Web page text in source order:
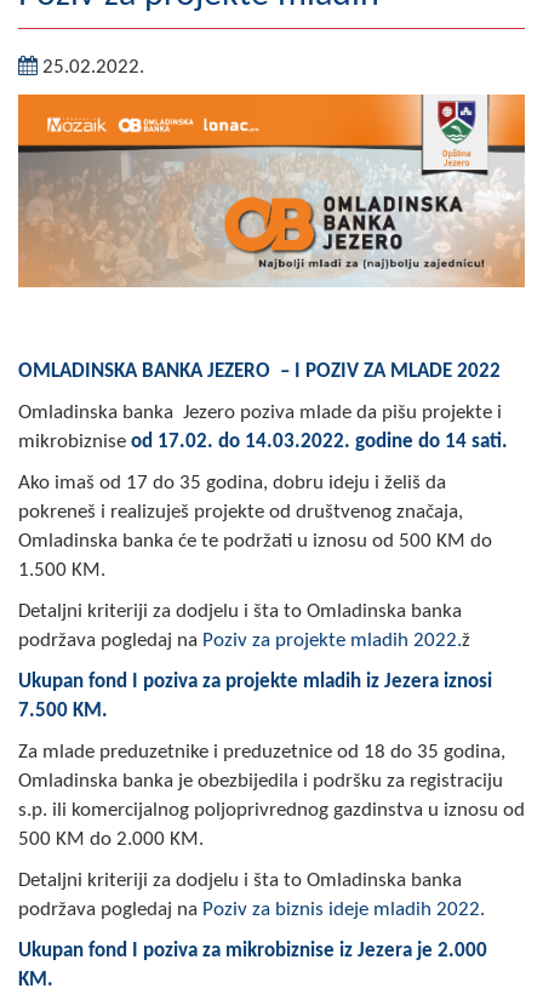
Geografija
Naseljena mjesta
Zanimljivosti
Fotogalerija
NAČELNIK
Zamjenik načelnika
Izvještaj o radu načelnika
SKUPŠTINA
Statut Opštine
Skupštinsko vijeće opštine jezero
Sastav Skupštine
Službeni Glasnici
OPŠTINSKA UPRAVA
INFO
Vijesti
Aktivnosti
Javni pozivi
25.02.2022.
OMLADINSKA BANKA JEZERO – I POZIV ZA MLADE 2022
Omladinska banka Jezero poziva mlade da pišu projekte i
mikrobiznise od 17.02. do 14.03.2022. godine do 14 sati.
Ako imaš od 17 do 35 godina, dobru ideju i želiš da
pokreneš i realizuješ projekte od društvenog značaja,
Omladinska banka će te podržati u iznosu od 500 KM do
1.500 KM.
Detaljni kriteriji za dodjelu i šta to Omladinska banka
podržava pogledaj na Poziv za projekte mladih 2022.ž
Ukupan fond I poziva za projekte mladih iz Jezera iznosi
7.500 KM .
Za mlade preduzetnike i preduzetnice od 18 do 35 godina,
Omladinska banka je obezbijedila i podršku za registraciju
s.p. ili komercijalnog poljoprivrednog gazdinstva u iznosu od
500 KM do 2.000 KM.
Detaljni kriteriji za dodjelu i šta to Omladinska banka
podržava pogledaj na Poziv za biznis ideje mladih 2022.
Ukupan fond I poziva za mikrobiznise iz Jezera je 2.000
KM.